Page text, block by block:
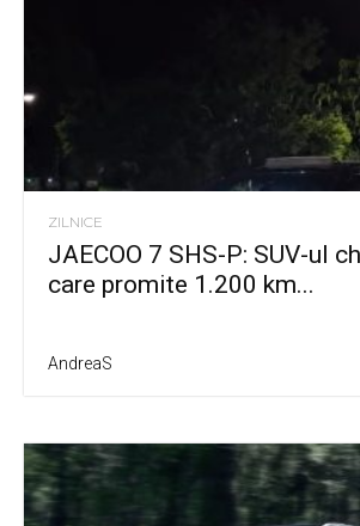
ZILNICE
JAECOO 7 SHS-P: SUV-ul
care promite 1.200 km...
AndreaS